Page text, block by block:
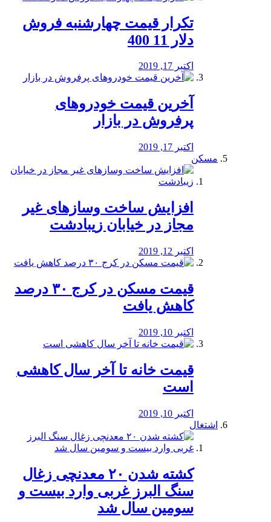
تکرار قیمت چهارشنبه فروش
دلار 11 400
اکتبر 17, 2019
آخرین قیمت خودرو‌های
پرفروش در بازار
اکتبر 17, 2019
مسکن
افزایش ساخت وسازهای غیر
مجاز در خیابان زیبادشت
اکتبر 12, 2019
️قیمت مسکن در کرج ۳۰ درصد
کاهش یافت
اکتبر 10, 2019
قیمت خانه تا آخر سال کاهشی
است
اکتبر 10, 2019
اشتغال
کشته شدن ۲۰ معدنچی زغال
سنگ البرز غربی وارد بیست و
سومین سال شد